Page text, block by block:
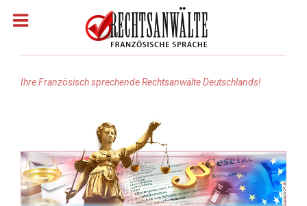
Rechtsanwälte: Französisch
Rechtsanwälte: Arabisch
Ihre Französisch sprechende Rechtsanwälte Deutschlands!